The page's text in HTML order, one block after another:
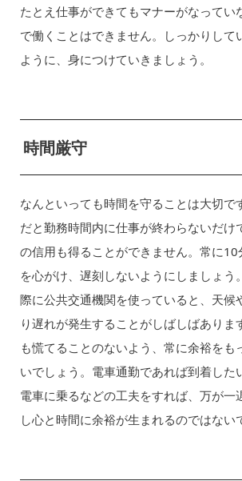
たとえ仕事ができてもマナーがなってい
で働くことはできません。しっかりして
ように、身につけていきましょう。
時間厳守
なんといっても時間を守ることは大切で
だと勤務時間内に仕事が終わらないだけ
の信用も得ることができません。常に
を心がけ、遅刻しないようにしましょう
際に公共交通機関を使っていると、天候
り遅れが発生することがしばしばありま
も慌てることのないよう、常に余裕をも
いでしょう。電車通勤であれば到着した
電車に乗るなどの工夫をすれば、万が一
し心と時間に余裕が生まれるのではない